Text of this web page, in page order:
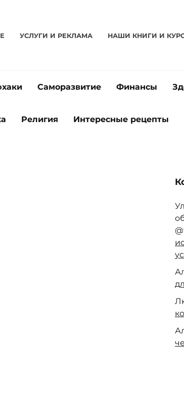
УСЛУГИ И РЕКЛАМА НАШИ КНИГИ И
Саморазвитие Финансы
Религия Интересные рецепты